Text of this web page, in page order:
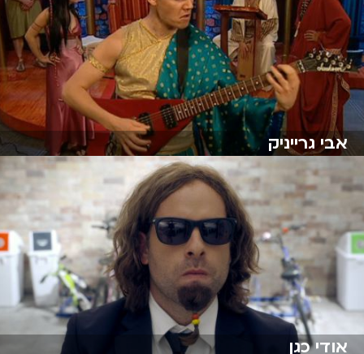
אבי גרייניק
אודי כגן